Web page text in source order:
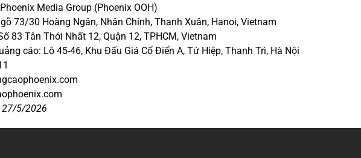
Media Group (Phoenix OOH)
73/30 Hoàng Ngân, Nhân Chính, Thanh Xuân, Hanoi, Vietnam
83 Tân Thới Nhất 12, Quận 12, TPHCM, Vietnam
cáo: Lô 45-46, Khu Đấu Giá Cổ Điển A, Tứ Hiệp, Thanh Trì, Hà Nội
27/5/2026